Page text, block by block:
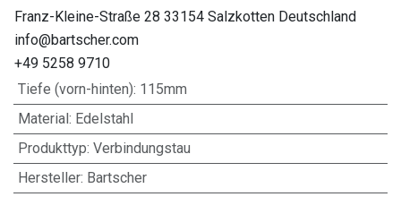
Franz-Kleine-Straße 28 33154 Salzkotten Deutschland
info@bartscher.com
+49 5258 9710
Tiefe (vorn-hinten): 115mm
Material: Edelstahl
Produkttyp: Verbindungstau
Hersteller: Bartscher